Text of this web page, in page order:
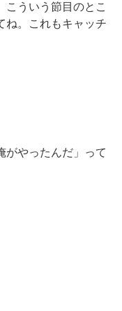
こういう節目のとこ
ね。これもキャッチ
やったんだ」って